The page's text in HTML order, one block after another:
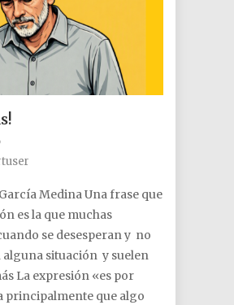
Medina Una frase que
es la que muchas
se desesperan y no
alguna situación y suelen
La expresión «es por
principalmente que algo